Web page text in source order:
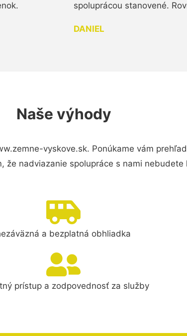
spoluprácou stanovené.
DANIEL
Naše výhody
vyskove.sk. Ponúkame vám
že nadviazanie spolupráce s nami nebudete
a bezplatná obhliadka
prístup a zodpovednosť za služby